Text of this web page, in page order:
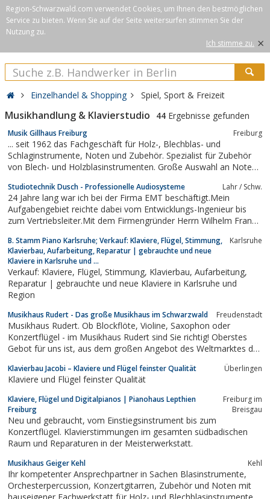
Region-Schwarzwald.com verwendet Cookies, um Ihnen den bestmöglichen
Service zu bieten. Wenn Sie auf der Seite weitersurfen stimmen Sie der
Nutzung zu.
Ich stimme zu. ×
Einzelhandel & Shopping Spiel, Sport & Freizeit
Musikhandlung & Klavierstudio 44 Ergebnisse gefunden
Musik Gillhaus Freiburg Freiburg
... seit 1962 das Fachgeschäft für Holz-, Blechblas- und
Schlaginstrumente, Noten und Zubehör. Spezialist für Zubehör
von Blech- und Holzblasinstrumenten. Große Auswahl an Noten
Webshop. Flexible Formen der Miete und des Mietkaufs sowie
Ratenzahlung über die...
Studiotechnik Dusch - Professionelle Audiosysteme Lahr / Schw.
24 Jahre lang war ich bei der Firma EMT beschäftigt.Mein
Aufgabengebiet reichte dabei vom Entwicklungs-Ingenieur bis
zum Vertriebsleiter.Mit dem Firmengründer Herrn Wilhelm Franz
Schallplattenabspielmaschinen betrieben.Für diese Zeit bin ich
sehr dankbar, und ich möchte sie auch nicht...
B. Stamm Piano Karlsruhe; Verkauf: Klaviere, Flügel, Stimmung,
Klavierbau, Aufarbeitung, Reparatur | gebrauchte und neue
Klaviere in Karlsruhe und ...
Karlsruhe
Verkauf: Klaviere, Flügel, Stimmung, Klavierbau, Aufarbeitung,
Reparatur | gebrauchte und neue Klaviere in Karlsruhe und
Region
Musikhaus Rudert - Das große Musikhaus im Schwarzwald Freudenstadt
Musikhaus Rudert. Ob Blockflöte, Violine, Saxophon oder
Konzertflügel - im Musikhaus Rudert sind Sie richtig! Oberstes
Gebot für uns ist, aus dem großen Angebot des Weltmarktes das
Klavierbau Jacobi – Klaviere und Flügel feinster Qualität Überlingen
Klaviere und Flügel feinster Qualität
Klaviere, Flügel und Digitalpianos | Pianohaus Lepthien
Freiburg
Freiburg im
Breisgau
Neu und gebraucht, vom Einstiegsinstrument bis zum
Konzertflügel. Klavierstimmungen im gesamten südbadischen
Raum und Reparaturen in der Meisterwerkstatt.
Musikhaus Geiger Kehl Kehl
Ihr kompetenter Ansprechpartner in Sachen Blasinstrumente,
Orchesterpercussion, Konzertgitarren, Zubehör und Noten mit